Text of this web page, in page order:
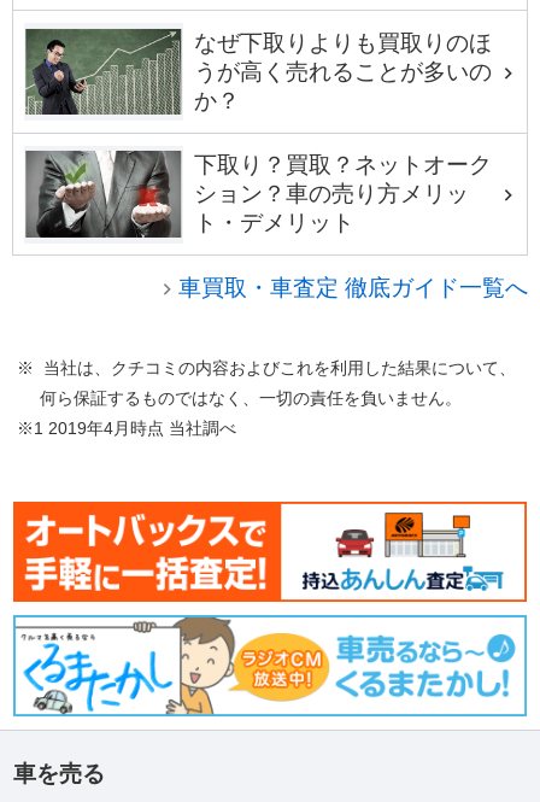
なぜ下取りよりも買取りのほ
うが高く売れることが多いの
か？
下取り？買取？ネットオーク
ション？車の売り方メリッ
ト・デメリット
車買取・車査定 徹底ガイド一覧へ
※ 当社は、クチコミの内容およびこれを利用した結果について、
何ら保証するものではなく、一切の責任を負いません。
※1 2019年4月時点 当社調べ
車を売る